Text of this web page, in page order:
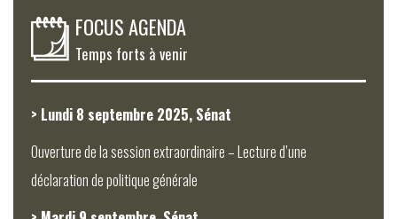
FOCUS AGENDA
Temps forts à venir
> Lundi 8 septembre 2025, Sénat
Ouverture de la session extraordinaire – Lecture d’une
déclaration de politique générale